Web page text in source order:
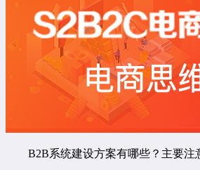
B2B系统建设方案有哪些？主要注